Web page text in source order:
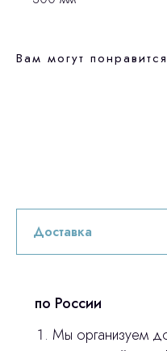
Вам могут понравится
по России
Мы организуем